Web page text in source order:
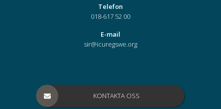
Telefon
018-617 52 00
E-mail
sir@icuregswe.org
KONTAKTA OSS